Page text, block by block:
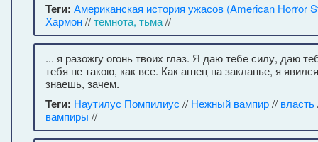
Теги: Американская история ужасов (American Horror
Хармон//темнота, тьма//
... я разожгу огонь твоих глаз. Я даю тебе силу, даю
тебя не такою, как все. Как агнец на закланье, я
знаешь, зачем.
Теги: Наутилус Помпилиус // Нежный вампир// власть
вампиры //